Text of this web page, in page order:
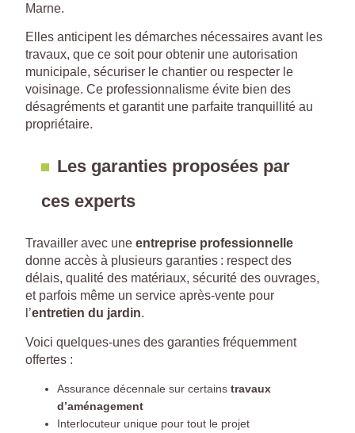
Marne.
Elles anticipent les démarches nécessaires avant les
travaux, que ce soit pour obtenir une autorisation
municipale, sécuriser le chantier ou respecter le
voisinage. Ce professionnalisme évite bien des
désagréments et garantit une parfaite tranquillité au
propriétaire.
Les garanties proposées par
ces experts
Travailler avec une entreprise professionnelle
donne accès à plusieurs garanties : respect des
délais, qualité des matériaux, sécurité des ouvrages,
et parfois même un service après-vente pour
l’entretien du jardin.
Voici quelques-unes des garanties fréquemment
offertes :
Assurance décennale sur certains travaux
d’aménagement
Interlocuteur unique pour tout le projet